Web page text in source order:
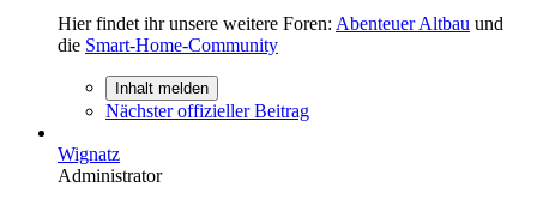
Hier findet ihr unsere weitere Foren: Abenteuer Altbau und
die Smart-Home-Community
Inhalt melden
Nächster offizieller Beitrag
Wignatz
Administrator